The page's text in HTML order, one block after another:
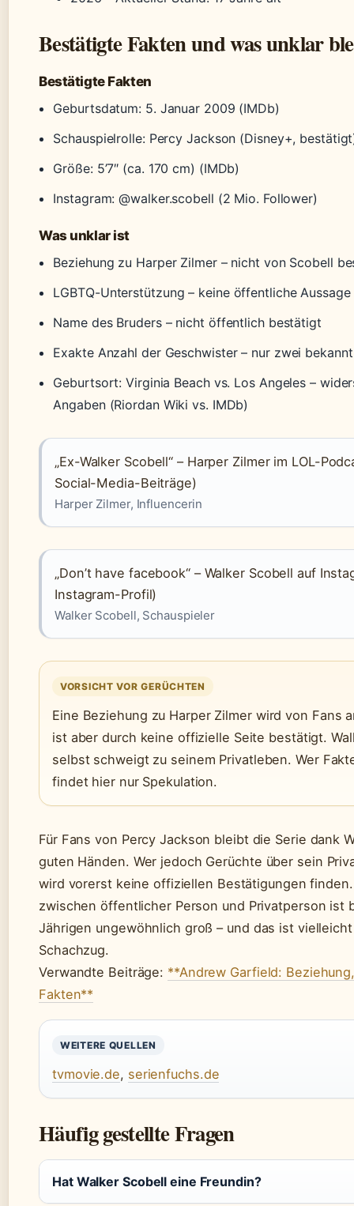
Bestätigte Fakten und was unklar
Bestätigte Fakten
Geburtsdatum: 5. Januar 2009 (IMDb)
Schauspielrolle: Percy Jackson (Disney+,
Größe: 5’7″ (ca. 170 cm) (IMDb)
Instagram: @walker.scobell (2 Mio. Follower)
Was unklar ist
Beziehung zu Harper Zilmer – nicht von Scobell
LGBTQ-Unterstützung – keine öffentliche Aussage
Name des Bruders – nicht öffentlich bestätigt
Exakte Anzahl der Geschwister – nur zwei
Geburtsort: Virginia Beach vs. Los Angeles –
Angaben (Riordan Wiki vs. IMDb)
„Ex-Walker Scobell“ – Harper Zilmer im LOL-
Social-Media-Beiträge)
Harper Zilmer, Influencerin
„Don’t have facebook“ – Walker Scobell auf
Instagram-Profil)
Walker Scobell, Schauspieler
VORSICHT VOR GERÜCHTEN
Eine Beziehung zu Harper Zilmer wird von Fans
ist aber durch keine offizielle Seite bestätigt.
selbst schweigt zu seinem Privatleben. Wer
findet hier nur Spekulation.
Für Fans von Percy Jackson bleibt die Serie dank
guten Händen. Wer jedoch Gerüchte über sein
wird vorerst keine offiziellen Bestätigungen
zwischen öffentlicher Person und Privatperson ist
Jährigen ungewöhnlich groß – und das ist
Schachzug.
Verwandte Beiträge: **Andrew Garfield:
Fakten**
WEITERE QUELLEN
tvmovie.de, serienfuchs.de
Häufig gestellte Fragen
Hat Walker Scobell eine Freundin?